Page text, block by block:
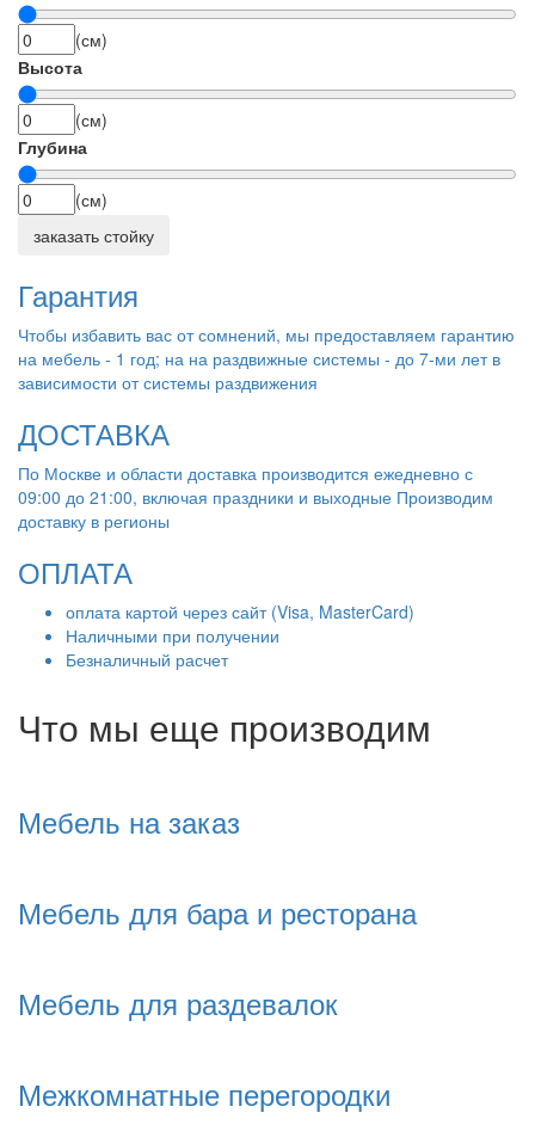
(см)
Высота
(см)
Глубина
(см)
заказать стойку
Гарантия
Чтобы избавить вас от сомнений, мы предоставляем гарантию
на мебель - 1 год; на на раздвижные системы - до 7-ми лет в
зависимости от системы раздвижения
ДОСТАВКА
По Москве и области доставка производится ежедневно с
09:00 до 21:00, включая праздники и выходные Производим
доставку в регионы
ОПЛАТА
оплата картой через сайт (Visa, MasterCard)
Наличными при получении
Безналичный расчет
Что мы еще производим
Мебель на заказ
Мебель для бара и ресторана
Мебель для раздевалок
Межкомнатные перегородки